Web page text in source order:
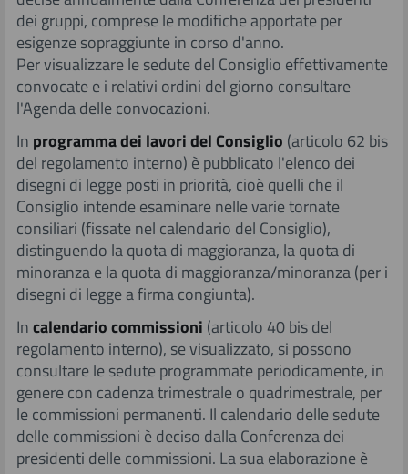
dei gruppi, comprese le modifiche apportate per
esigenze sopraggiunte in corso d'anno.
Per visualizzare le sedute del Consiglio effettivamente
convocate e i relativi ordini del giorno consultare
l'Agenda delle convocazioni.
In programma dei lavori del Consiglio (articolo 62 bis
del regolamento interno) è pubblicato l'elenco dei
disegni di legge posti in priorità, cioè quelli che il
Consiglio intende esaminare nelle varie tornate
consiliari (fissate nel calendario del Consiglio),
distinguendo la quota di maggioranza, la quota di
minoranza e la quota di maggioranza/minoranza (per i
disegni di legge a firma congiunta).
Incalendario commissioni (articolo 40 bis del
regolamento interno), se visualizzato, si possono
consultare le sedute programmate periodicamente, in
genere con cadenza trimestrale o quadrimestrale, per
le commissioni permanenti. Il calendario delle sedute
delle commissioni è deciso dalla Conferenza dei
presidenti delle commissioni. La sua elaborazione è
Proposte di mozione - negli ultimi 30 giorni
Copertura finanziaria
Sintesi dei contenuti
Audizione pubblica sul disegno di legge 76/2026,
d'iniziativa popolare